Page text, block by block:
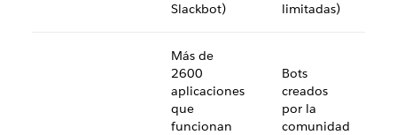
Slackbot)
limitadas)
Más de
2600
aplicaciones
que
funcionan
Bots
creados
por la
comunidad